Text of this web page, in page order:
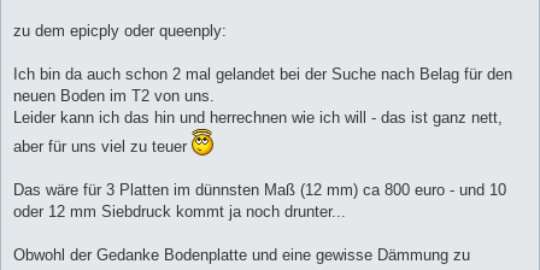
zu dem epicply oder queenply:
Ich bin da auch schon 2 mal gelandet bei der Suche nach Belag für den
neuen Boden im T2 von uns.
Leider kann ich das hin und herrechnen wie ich will - das ist ganz nett,
aber für uns viel zu teuer
Das wäre für 3 Platten im dünnsten Maß (12 mm) ca 800 euro - und 10
oder 12 mm Siebdruck kommt ja noch drunter...
Obwohl der Gedanke Bodenplatte und eine gewisse Dämmung zu